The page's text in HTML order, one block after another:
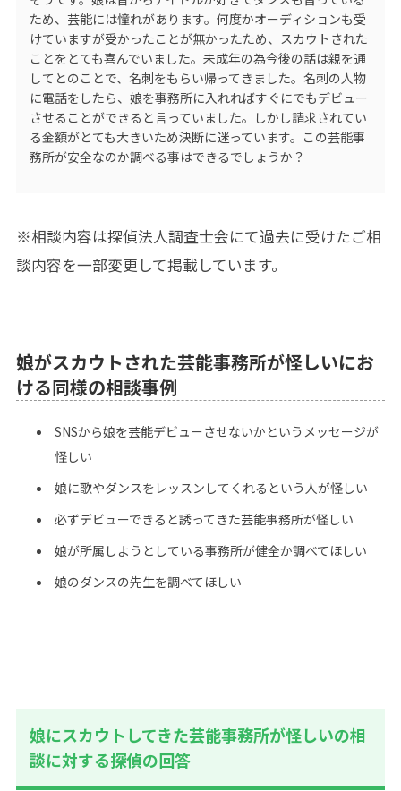
ため、芸能には憧れがあります。何度かオーディションも受
けていますが受かったことが無かったため、スカウトされた
ことをとても喜んでいました。未成年の為今後の話は親を通
してとのことで、名刺をもらい帰ってきました。名刺の人物
に電話をしたら、娘を事務所に入れればすぐにでもデビュー
させることができると言っていました。しかし請求されてい
る金額がとても大きいため決断に迷っています。この芸能事
務所が安全なのか調べる事はできるでしょうか？
※相談内容は探偵法人調査士会にて過去に受けたご相
談内容を一部変更して掲載しています。
娘がスカウトされた芸能事務所が怪しいにお
ける同様の相談事例
SNSから娘を芸能デビューさせないかというメッセージが
怪しい
娘に歌やダンスをレッスンしてくれるという人が怪しい
必ずデビューできると誘ってきた芸能事務所が怪しい
娘が所属しようとしている事務所が健全か調べてほしい
娘のダンスの先生を調べてほしい
娘にスカウトしてきた芸能事務所が怪しいの相
談に対する探偵の回答